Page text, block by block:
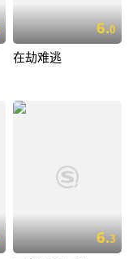
6.0
在劫难逃
6.3